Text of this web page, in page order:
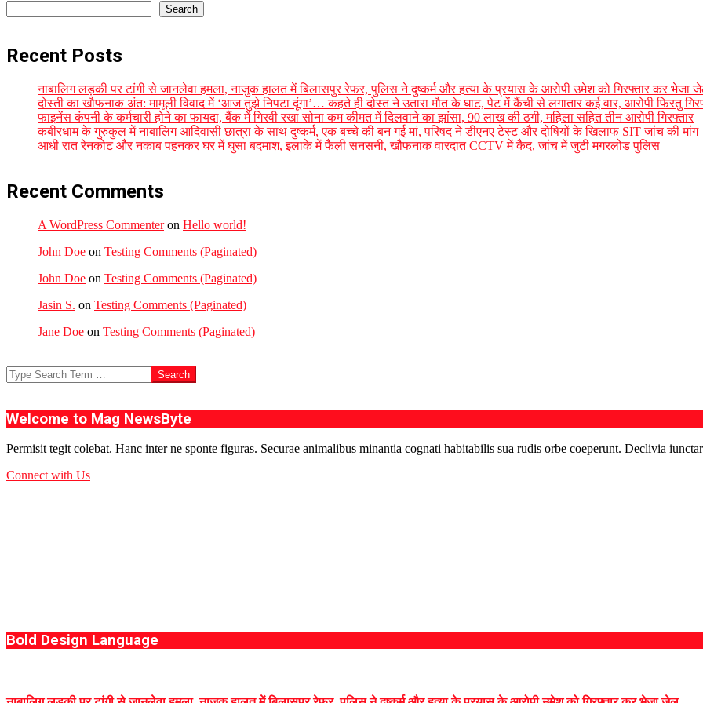
Search
Recent Posts
नाबालिग लड़की पर टांगी से जानलेवा हमला, नाजुक हालत में बिलासपुर रेफर, पुलिस ने दुष्कर्म और हत्या के प्रयास के आरोपी उमेश को गिरफ्तार कर भेजा
दोस्ती का खौफनाक अंत: मामूली विवाद में ‘आज तुझे निपटा दूंगा’… कहते ही दोस्त ने उतारा मौत के घाट, पेट में कैंची से लगातार कई वार, आरोपी फिरतु
फाइनेंस कंपनी के कर्मचारी होने का फायदा, बैंक में गिरवी रखा सोना कम कीमत में दिलवाने का झांसा, 90 लाख की ठगी, महिला सहित तीन आरोपी गिरफ्तार
कबीरधाम के गुरुकुल में नाबालिग आदिवासी छात्रा के साथ दुष्कर्म, एक बच्चे की बन गई मां, परिषद ने डीएनए टेस्ट और दोषियों के खिलाफ SIT जांच की मांग
आधी रात रेनकोट और नकाब पहनकर घर में घुसा बदमाश, इलाके में फैली सनसनी, खौफनाक वारदात CCTV में कैद, जांच में जुटी मगरलोड पुलिस
Recent Comments
A WordPress Commenteron Hello world!
John Doe on Testing Comments (Paginated)
John Doe on Testing Comments (Paginated)
Jasin S. on Testing Comments (Paginated)
Jane Doe on Testing Comments (Paginated)
Search
Welcome to Mag NewsByte
Permisit tegit colebat. Hanc inter ne sponte figuras. Securae animalibus minantia cognati habitabilis sua rudis orbe coeperunt. Declivia
Connect with Us
Bold Design Language